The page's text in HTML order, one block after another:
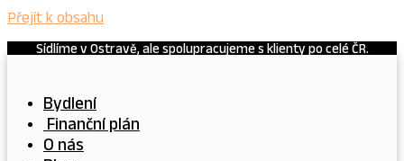
Přejít k obsahu
Sídlíme v Ostravě, ale spolupracujeme s klienty po celé ČR.
Bydlení
Finanční plán
O nás